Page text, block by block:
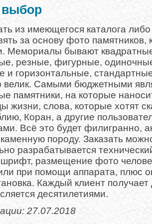
из имеющегося каталога либо
за основу фото памятников,
Мемориалы бывают
резные, фигурные,
и горизонтальные,
велик. Самыми бюджетными
памятники, на которые
жизни, слова, которые хотят
Коран, а другие
Всё это будет филигранно,
породу. Заказать
разрабатывается
размещение фото
при помощи аппарата, плюс
Каждый клиент
десятилетиями.
27.07.2018